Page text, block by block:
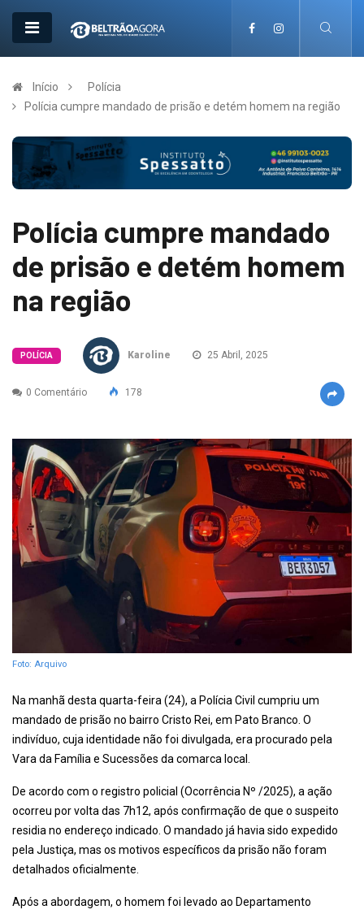
Início
Polícia
Polícia cumpre mandado de prisão e detém homem na região
Polícia cumpre mandado
de prisão e detém homem
na região
POLÍCIA Karoline 25 Abril, 2025
0 Comentário 178
Foto: Arquivo
Na manhã desta quarta-feira (24), a Polícia Civil cumpriu um
mandado de prisão no bairro Cristo Rei, em Pato Branco. O
indivíduo, cuja identidade não foi divulgada, era procurado pela
Vara da Família e Sucessões da comarca local.
De acordo com o registro policial (Ocorrência Nº /2025), a ação
ocorreu por volta das 7h12, após confirmação de que o suspeito
residia no endereço indicado. O mandado já havia sido expedido
pela Justiça, mas os motivos específicos da prisão não foram
detalhados oficialmente.
Após a abordagem, o homem foi levado ao Departamento